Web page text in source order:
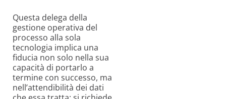
Questa delega della
gestione operativa del
processo alla sola
tecnologia implica una
fiducia non solo nella sua
capacità di portarlo a
termine con successo, ma
nell’attendibilità dei dati